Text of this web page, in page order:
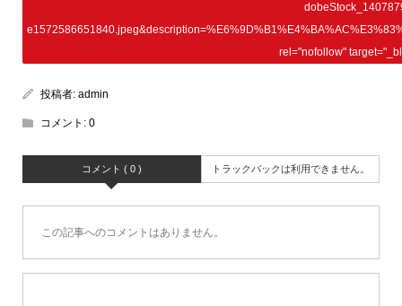
rel="nofollow"
投稿者: admin
コメント: 0
コメント ( 0 ) トラックバックは利用できません。
この記事へのコメントはありません。